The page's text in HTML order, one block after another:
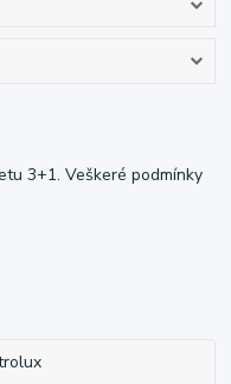
3+1. Veškeré podmínky